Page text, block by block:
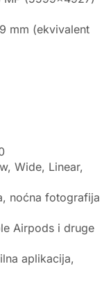
mm (ekvivalent
Wide, Linear,
noćna fotografija
Airpods i druge
aplikacija,